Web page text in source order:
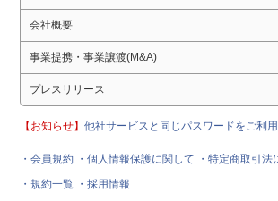
会社概要
事業提携・事業譲渡(M&A)
プレスリリース
【お知らせ】他社サービスと同じパスワードをご利
・会員規約 ・個人情報保護に関して
・特定商取引法
・規約一覧 ・採用情報